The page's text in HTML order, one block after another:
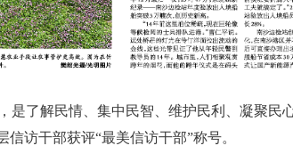
了解民情、集中民智、维护民利、凝聚民
访干部获评“最美信访干部”称号。